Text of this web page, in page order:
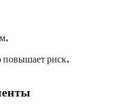
повышает риск.